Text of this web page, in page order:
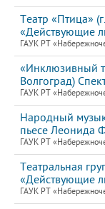
Театр «Птица»
«Действующие
ГАУК РТ
«Инклюзивный
Волгоград)
ГАУК РТ
Народный
пьесе Леонида
ГАУК РТ
Театральная
«Действующие
ГАУК РТ